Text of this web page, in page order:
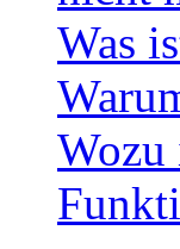
Was
Wozu